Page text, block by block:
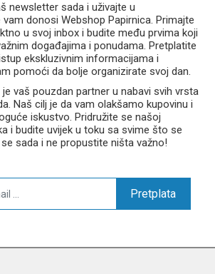
newsletter sada i uživajte u
donosi Webshop Papirnica. Primajte
u svoj inbox i budite među prvima koji
događajima i ponudama. Pretplatite
ekskluzivnim informacijama i
pomoći da bolje organizirate svoj dan.
vaš pouzdan partner u nabavi svih vrsta
Naš cilj je da vam olakšamo kupovinu i
iskustvo. Pridružite se našoj
i budite uvijek u toku sa svime što se
sada i ne propustite ništa važno!
Pretplata